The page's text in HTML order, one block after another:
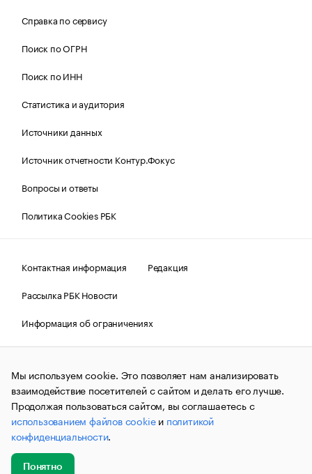
Справка по сервису
Поиск по ОГРН
Поиск по ИНН
Статистика и аудитория
Источники данных
Источник отчетности Контур.Фокус
Вопросы и ответы
Политика Cookies РБК
Контактная информация
Редакция
Рассылка РБК Новости
Информация об ограничениях
Правовая информация
О соблюдении авторских прав
© АО «РОСБИЗНЕСКОНСАЛТИНГ»,1995–2026.Сообщения
и материалы информационного агентства «РБК»
(зарегистрировано Федеральной службой по надзору в сфере
связи, информационных технологий и массовых
коммуникаций (Роскомнадзор) 09.12.2015 за номером ИА
№ФС77-63848) сопровождаются пометкой «РБК». Отдельные
публикации могут содержать информацию,
не предназначенную для пользователей
до 18 лет.
Мы используем cookie. Это позволяет нам анализировать
взаимодействие посетителей с сайтом и делать его лучше.
Продолжая пользоваться сайтом, вы соглашаетесь с
использованием файлов cookieи политикой
конфиденциальности.
Понятно